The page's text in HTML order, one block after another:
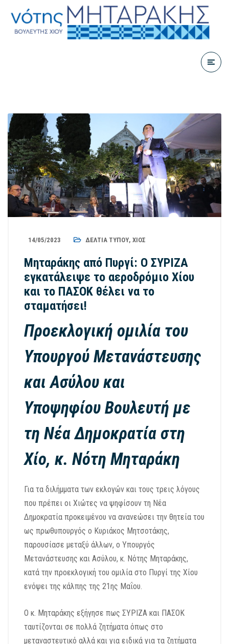
14/05/2023 ΔΕΛΤΊΑ ΤΎΠΟΥ, ΧΊΟΣ
Μηταράκης από Πυργί: Ο ΣΥΡΙΖΑ
εγκατάλειψε το αεροδρόμιο Χίου
και το ΠΑΣΟΚ θέλει να το
σταματήσει!
Προεκλογική ομιλία του
Υπουργού Μετανάστευσης
και Ασύλου και
Υποψηφίου Βουλευτή με
τη Νέα Δημοκρατία στη
Χίο, κ. Νότη Μηταράκη
Για τα διλήμματα των εκλογών και τους τρεις λόγους
που πρέπει οι Χιώτες να ψηφίσουν τη Νέα
Δημοκρατία προκειμένου να ανανεώσει την θητεία του
ως πρωθυπουργός ο Κυριάκος Μητσοτάκης,
παρουσίασε μεταξύ άλλων, ο Υπουργός
Μετανάστευσης και Ασύλου, κ. Νότης Μηταράκης,
κατά την προεκλογική του ομιλία στο Πυργί της Χίου
ενόψει της κάλπης της 21ης Μαΐου.
Ο κ. Μηταράκης εξήγησε πως ΣΥΡΙΖΑ και ΠΑΣΟΚ
ταυτίζονται σε πολλά ζητήματα όπως στο
μεταναστευτικό αλλά και για ειδικά για τα ζητήματα